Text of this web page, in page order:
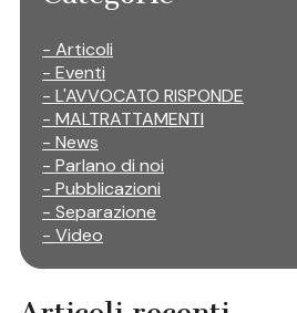
- Articoli
- Eventi
- L'AVVOCATO RISPONDE
- MALTRATTAMENTI
- News
- Parlano di noi
- Pubblicazioni
- Separazione
- Video